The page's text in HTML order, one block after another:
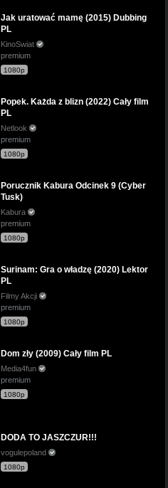
Jak uratować mamę (2015) Dubbing
PL
KinoSwiat
premium
1080p
Popek. Każda z blizn (2022) Cały film
PL
Netlook
premium
1080p
Porucznik Kabura Odcinek 9 (Cyber
Tusk)
Kabura
premium
1080p
Surinam: Gra o władzę (2020) Lektor
PL
Filmy Akcji
premium
1080p
Dom zły (2009) Cały film PL
Media4fun
premium
1080p
DODA TO JASZCZUR!!!
vogulepoland
1080p